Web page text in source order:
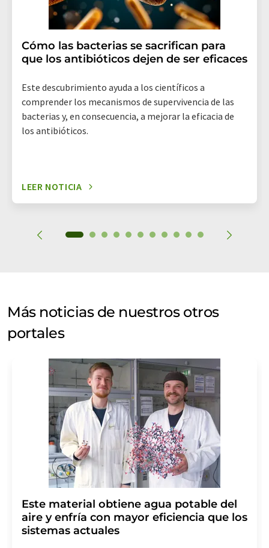
Cómo las bacterias se sacrifican para
que los antibióticos dejen de ser eficaces
Este descubrimiento ayuda a los científicos a
comprender los mecanismos de supervivencia de las
bacterias y, en consecuencia, a mejorar la eficacia de
los antibióticos.
LEER NOTICIA
Más noticias de nuestros otros
portales
Este material obtiene agua potable del
aire y enfría con mayor eficiencia que los
sistemas actuales